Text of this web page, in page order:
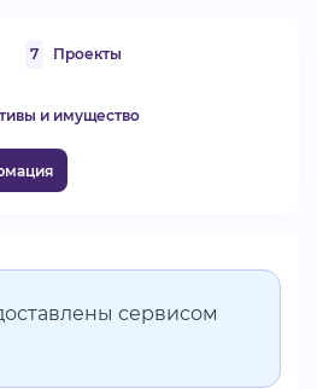
7 Проекты
и имущество
сервисом